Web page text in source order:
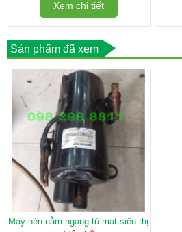
Xem chi tiết
Sản phẩm đã xem
Máy nén nằm ngang tủ mát siêu thị